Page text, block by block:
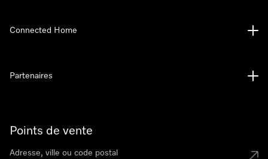
Points de vente
Connected Home
Partenaires